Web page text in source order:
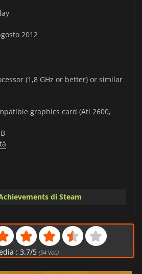
2012
(1,8 GHz or better) or similar
graphics card (Ati 2600,
di Steam
: 3.7/5 (94Voti)